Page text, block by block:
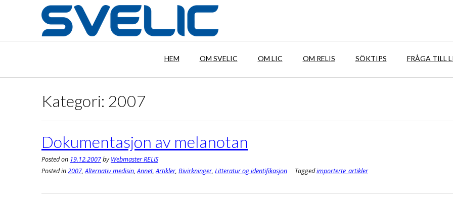
HEM OM SVELIC OM LIC OM RELIS SÖKTIPS FRÅGA TILL
Kategori: 2007
Dokumentasjon av melanotan
Posted on 19.12.2007byWebmaster RELIS
Posted in2007,Alternativ medisin,Annet,Artikler, Bivirkninger, Litteratur og identifikasjon Taggedimporterte_artikler